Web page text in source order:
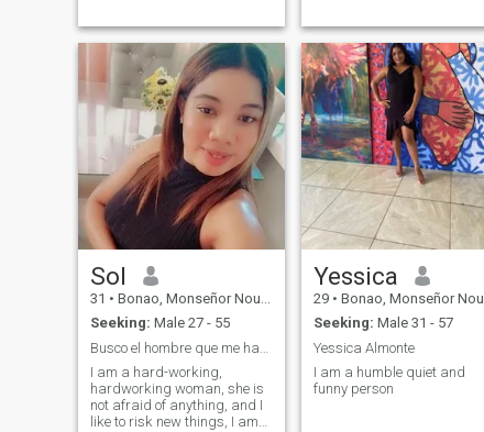
Sol
31 • Bonao, Monseñor Nouel, Dominican Republic
Seeking: Male 27 - 55
I am a hard-working,
hardworking woman, she is
not afraid of anything, and I
like to risk new things, I am
Yessica
29 • Bonao, Monseñor Nouel, Dominican Republic
Seeking: Male 31 - 57
Yessica Almonte
I am a humble quiet and
funny person